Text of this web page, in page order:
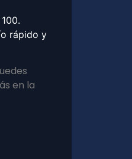
rápido y
en la